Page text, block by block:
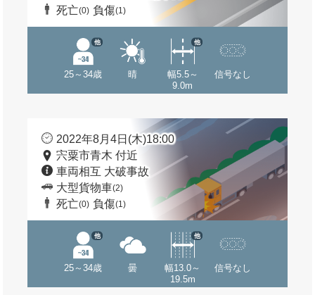
死亡(0) 負傷(1)
25～34歳
他
晴
幅5.5～
9.0m
他
信号なし
2022年8月4日(木)18:00
宍粟市青木 付近
車両相互 大破事故
大型貨物車(2)
死亡(0) 負傷(1)
25～34歳
他
曇
幅13.0～
19.5m
他
信号なし